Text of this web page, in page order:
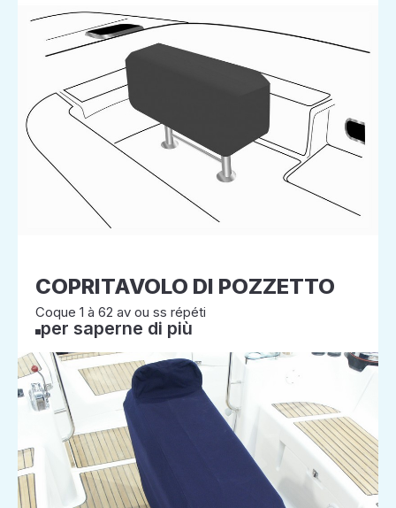
COPRITAVOLO DI POZZETTO
Coque 1 à 62 av ou ss répéti
per saperne di più